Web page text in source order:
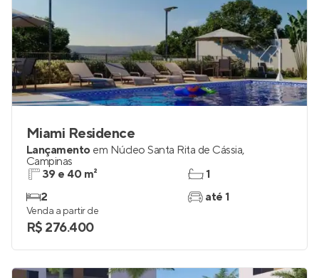
Miami Residence
Lançamento em Núcleo Santa Rita de Cássia,
Campinas
39 e 40 m²
2
1
até 1
Venda a partir de
R$ 276.400